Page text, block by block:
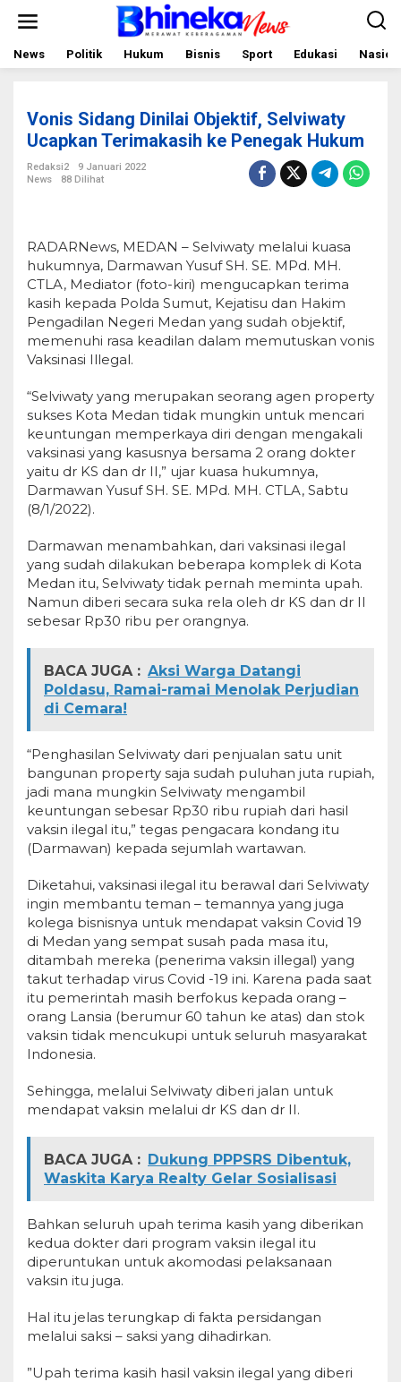
News Politik Hukum Bisnis Sport Edukasi
Vonis Sidang Dinilai Objektif, Selviwaty
Ucapkan Terimakasih ke Penegak Hukum
Redaksi2
9 Januari 2022
News
88 Dilihat
RADARNews, MEDAN – Selviwaty melalui kuasa
hukumnya, Darmawan Yusuf SH. SE. MPd. MH.
CTLA, Mediator (foto-kiri) mengucapkan terima
kasih kepada Polda Sumut, Kejatisu dan Hakim
Pengadilan Negeri Medan yang sudah objektif,
memenuhi rasa keadilan dalam memutuskan vonis
Vaksinasi Illegal.
“Selviwaty yang merupakan seorang agen property
sukses Kota Medan tidak mungkin untuk mencari
keuntungan memperkaya diri dengan mengakali
vaksinasi yang kasusnya bersama 2 orang dokter
yaitu dr KS dan dr II,” ujar kuasa hukumnya,
Darmawan Yusuf SH. SE. MPd. MH. CTLA, Sabtu
(8/1/2022).
Darmawan menambahkan, dari vaksinasi ilegal
yang sudah dilakukan beberapa komplek di Kota
Medan itu, Selviwaty tidak pernah meminta upah.
Namun diberi secara suka rela oleh dr KS dan dr II
sebesar Rp30 ribu per orangnya.
BACA JUGA : Aksi Warga Datangi
Poldasu, Ramai-ramai Menolak Perjudian
di Cemara!
“Penghasilan Selviwaty dari penjualan satu unit
bangunan property saja sudah puluhan juta rupiah,
jadi mana mungkin Selviwaty mengambil
keuntungan sebesar Rp30 ribu rupiah dari hasil
vaksin ilegal itu,” tegas pengacara kondang itu
(Darmawan) kepada sejumlah wartawan.
Diketahui, vaksinasi ilegal itu berawal dari Selviwaty
ingin membantu teman – temannya yang juga
kolega bisnisnya untuk mendapat vaksin Covid 19
di Medan yang sempat susah pada masa itu,
ditambah mereka (penerima vaksin illegal) yang
takut terhadap virus Covid -19 ini. Karena pada saat
itu pemerintah masih berfokus kepada orang –
orang Lansia (berumur 60 tahun ke atas) dan stok
vaksin tidak mencukupi untuk seluruh masyarakat
Indonesia.
Sehingga, melalui Selviwaty diberi jalan untuk
mendapat vaksin melalui dr KS dan dr II.
BACA JUGA : Dukung PPPSRS Dibentuk,
Waskita Karya Realty Gelar Sosialisasi
Bahkan seluruh upah terima kasih yang diberikan
kedua dokter dari program vaksin ilegal itu
diperuntukan untuk akomodasi pelaksanaan
vaksin itu juga.
Hal itu jelas terungkap di fakta persidangan
melalui saksi – saksi yang dihadirkan.
”Upah terima kasih hasil vaksin ilegal yang diberi